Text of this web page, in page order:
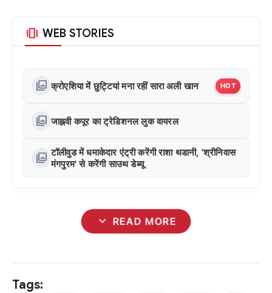
amp_stories WEB STORIES
photo_library क्रोएशिया में छुट्टियां मना रहीं सारा अली खान HOT
photo_library जाह्नवी कपूर का ट्रेडिशनल लुक वायरल
photo_library टॉलीवुड में धमाकेदार एंट्री करेंगी राशा थडानी, 'श्रीनिवास
मंगपुरम' से करेंगी साउथ डेब्यू
expand_more READ MORE
Tags: